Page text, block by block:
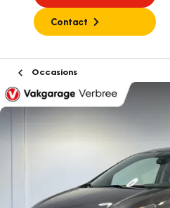
Contact
Occasions